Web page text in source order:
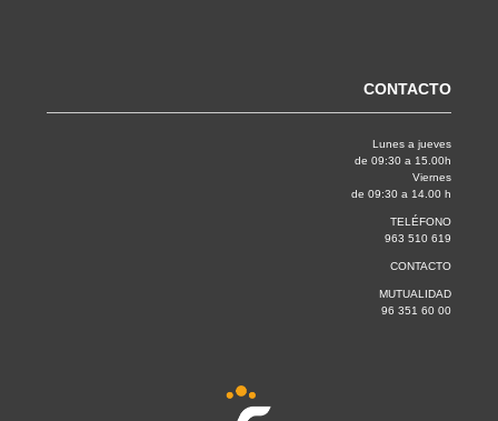
CONTACTO
Lunes a jueves
de 09:30 a 15.00h
Viernes
de 09:30 a 14.00 h
TELÉFONO
963 510 619
CONTACTO
MUTUALIDAD
96 351 60 00